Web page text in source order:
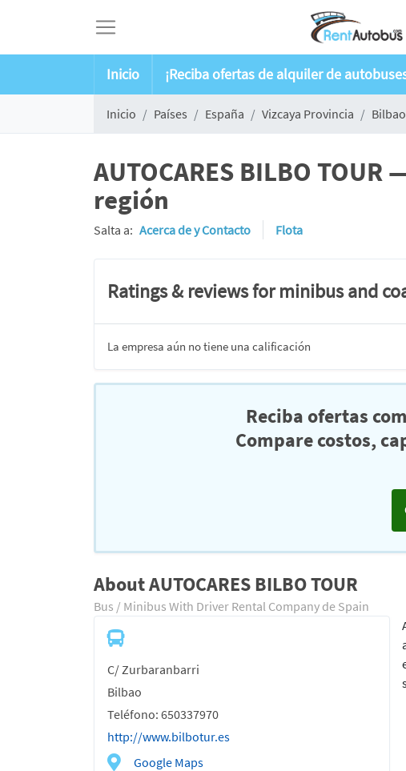
Inicio ¡Reciba ofertas de alquiler de
Inicio Países España Vizcaya Provincia Bilbao
AUTOCARES BILBO
región
Salta a: Acerca de y Contacto Flota
Ratings & reviews for minibus and
La empresa aún no tiene una calificación
Reciba ofertas
Compare costos,
About AUTOCARES BILBO TOUR
Bus / Minibus With Driver Rental Company de Spain
C/ Zurbaranbarri
Bilbao
Teléfono: 650337970
http://www.bilbotur.es
Google Maps